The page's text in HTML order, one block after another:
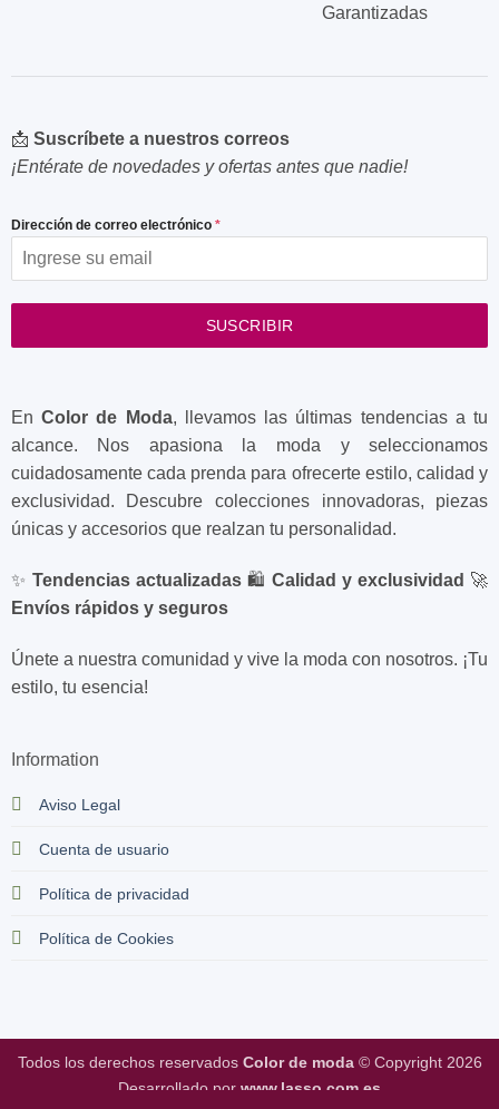
Garantizadas
EnColor de Moda, llevamos las últimas tendencias a tu
alcance. Nos apasiona la moda y seleccionamos
cuidadosamente cada prenda para ofrecerte estilo, calidad y
exclusividad. Descubre colecciones innovadoras, piezas
únicas y accesorios que realzan tu personalidad.
✨ Tendencias actualizadas🛍️Calidad y exclusividad 🚀
Envíos rápidos y seguros
Únete a nuestra comunidad y vive la moda con nosotros. ¡Tu
estilo, tu esencia!
Information
Aviso Legal
Cuenta de usuario
Política de privacidad
Política de Cookies
📩 Suscríbete a nuestros correos
¡Entérate de novedades y ofertas antes que nadie!
Dirección de correo electrónico *
SUSCRIBIR
Todos los derechos reservados Color de moda© Copyright 2026
Desarrollado por www.lasso.com.es